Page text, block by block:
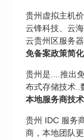
贵州虚拟主机
云锋科技、云
云贵州区服务
免备案政策简
贵州是....推出
布式存储技术..
本地服务商技
贵州 IDC 服务
商，本地团队